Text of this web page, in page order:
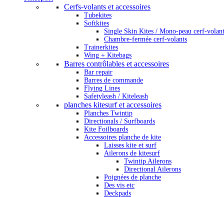
Cerfs-volants et accessoires
Tubekites
Softkites
Single Skin Kites / Mono-peau cerf-
Chambre-fermée cerf-volants
Trainerkites
Wing + Kitebags
Barres contrôlables et accessoires
Bar repair
Barres de commande
Flying Lines
Safetyleash / Kiteleash
planches kitesurf et accessoires
Planches Twintip
Directionals / Surfboards
Kite Foilboards
Accessoires planche de kite
Laisses kite et surf
Ailerons de kitesurf
Twintip Ailerons
Directional Ailerons
Poignées de planche
Des vis etc
Deckpads